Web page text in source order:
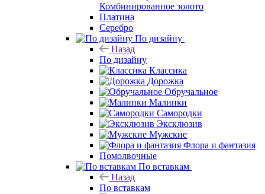
Комбинированное золото
Платина
Серебро
По дизайну
Назад
По дизайну
Классика
Дорожка
Обручальное
Малинки
Самородки
Эксклюзив
Мужские
Флора и фантазия
Помолвочные
По вставкам
Назад
По вставкам